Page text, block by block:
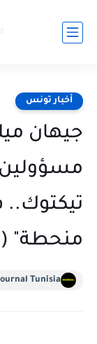
أخبار تونس
جيهان
منحطة"
Journal Tunisia